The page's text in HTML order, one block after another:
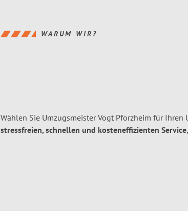
WARUM WIR?
Wählen Sie Umzugsmeister Vogt Pforzheim für
stressfreien, schnellen und kosteneffizienten Service